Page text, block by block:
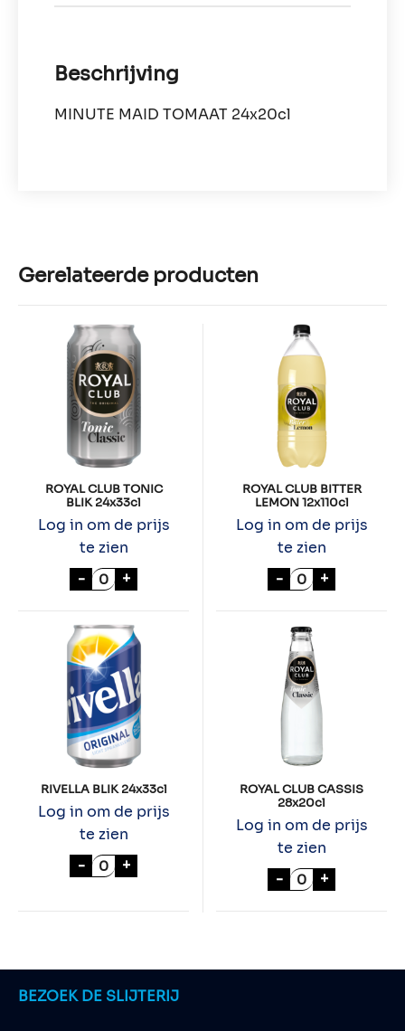
Beschrijving
MINUTE MAID TOMAAT 24x20cl
Gerelateerde producten
ROYAL CLUB TONIC
BLIK 24x33cl
Log in om de prijs
te zien
- ROYAL CLUB TONIC BLIK 24x33cl aantal
+
ROYAL CLUB BITTER
LEMON 12x110cl
Log in om de prijs
te zien
- ROYAL CLUB
+
RIVELLA BLIK 24x33cl
Log in om de prijs
te zien
- RIVELLA BLIK 24x33cl aantal
+
ROYAL CLUB CASSIS
28x20cl
Log in om de prijs
te zien
- ROYAL CLUB
+
BEZOEK DE SLIJTERIJ